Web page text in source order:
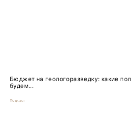
Бюджет на геологоразведку: какие
будем...
Подкаст